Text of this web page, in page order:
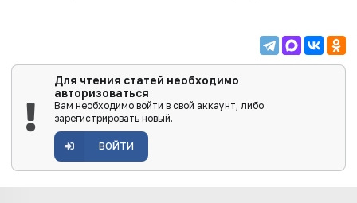
Для чтения статей необходимо
авторизоваться
Вам необходимо войти в свой аккаунт, либо
зарегистрировать новый.
ВОЙТИ